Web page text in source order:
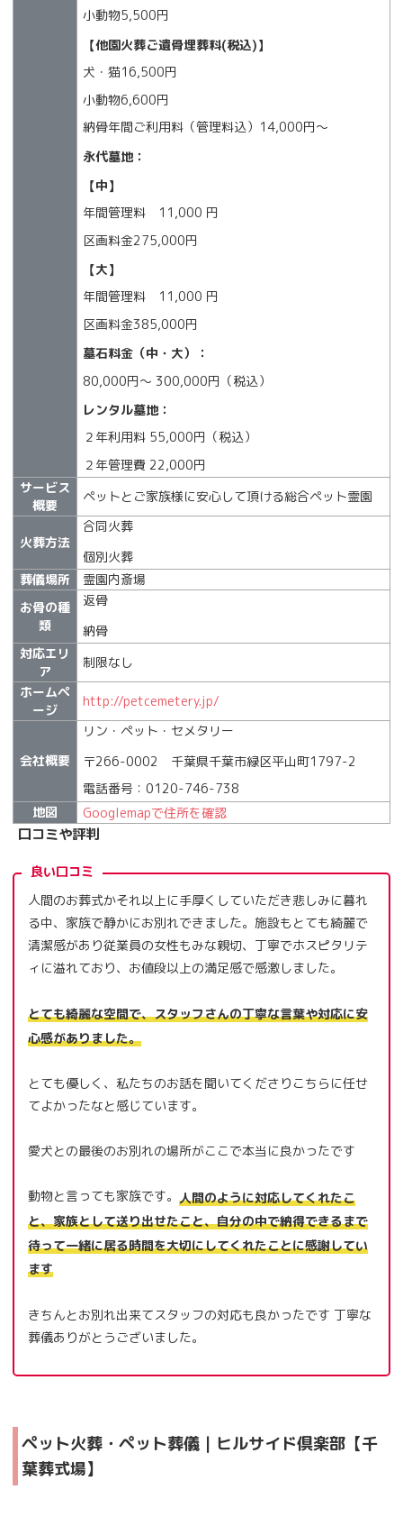
小動物5,500円
【他園火葬ご遺骨埋葬料(税込)】
犬・猫16,500円
小動物6,600円
納骨年間ご利用料（管理料込）14,000円〜
永代墓地：
【中】
年間管理料 11,000 円
区画料金275,000円
【大】
年間管理料 11,000 円
区画料金385,000円
墓石料金（中・大）：
80,000円～ 300,000円（税込）
レンタル墓地：
２年利用料 55,000円（税込）
２年管理費 22,000円
サービス
概要
ペットとご家族様に安心して頂ける総合ペット霊園
火葬方法
合同火葬
個別火葬
葬儀場所
霊園内斎場
お骨の種
類
返骨
納骨
対応エリ
ア
制限なし
ホームペ
ージ
http://petcemetery.jp/
会社概要
リン・ペット・セメタリー
〒266-0002 千葉県千葉市緑区平山町1797-2
電話番号：0120-746-738
地図
Googlemapで住所を確認
口コミや評判
良い口コミ
人間のお葬式かそれ以上に手厚くしていただき悲しみに暮れ
る中、家族で静かにお別れできました。施設もとても綺麗で
清潔感があり従業員の女性もみな親切、丁寧でホスピタリテ
ィに溢れており、お値段以上の満足感で感激しました。
とても綺麗な空間で、スタッフさんの丁寧な言葉や対応に安
心感がありました。
とても優しく、私たちのお話を聞いてくださりこちらに任せ
てよかったなと感じています。
愛犬との最後のお別れの場所がここで本当に良かったです
動物と言っても家族です。 人間のように対応してくれたこ
と、家族として送り出せたこと、自分の中で納得できるまで
待って一緒に居る時間を大切にしてくれたことに感謝してい
ます
きちんとお別れ出来てスタッフの対応も良かったです 丁寧な
葬儀ありがとうございました。
ペット火葬・ペット葬儀｜ヒルサイド倶楽部【千
葉葬式場】